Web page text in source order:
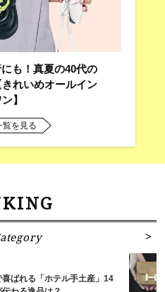
も！真夏の40代の
れいめオールイン
】
覧を見る
喜ばれる「ホテル手土産」14